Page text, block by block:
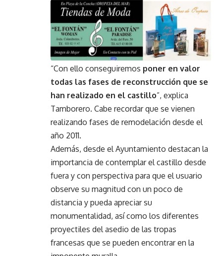
“Con ello conseguiremos poner en valor
todas las fases de reconstrucción que se
han realizado en el castillo”, explica
Tamborero. Cabe recordar que se vienen
realizando fases de remodelación desde el
año 2011.
Además, desde el Ayuntamiento destacan la
importancia de contemplar el castillo desde
fuera y con perspectiva para que el usuario
observe su magnitud con un poco de
distancia y pueda apreciar su
monumentalidad, así como los diferentes
proyectiles del asedio de las tropas
francesas que se pueden encontrar en la